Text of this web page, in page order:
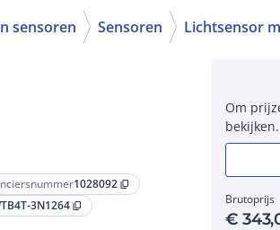
sensoren Sensoren Lichtsensor
1028092 content_copy
3N1264 content_copy
Om
bekijken.
Brutoprijs
€